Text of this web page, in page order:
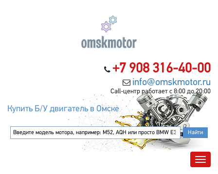
+7 908 316-40-00
info@omskmotor.ru
Call-центр работает с 8:00 до 20:00
Купить Б/У двигатель в Омске